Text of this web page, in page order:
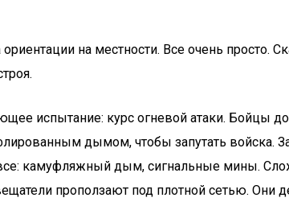
на местности. Все очень просто.
испытание: курс огневой атаки. Бойцы
дымом, чтобы запутать войска.
камуфляжный дым, сигнальные мины.
проползают под плотной сетью.